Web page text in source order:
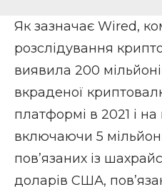
Як зазначає Wired,
розслідування
виявила 200
вкраденої
платформі в 2021 і
включаючи 5
пов’язаних із
доларів США,